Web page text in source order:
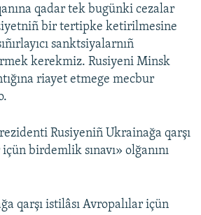
qadar tek bugünki cezalar
bir tertipke ketirilmesine
sanktsiyalarnıñ
kerekmiz. Rusiyeni Minsk
riayet etmege mecbur
Rusiyeniñ Ukrainağa qarşı
birdemlik sınavı» olğanını
qarşı istilâsı Avropalılar içün